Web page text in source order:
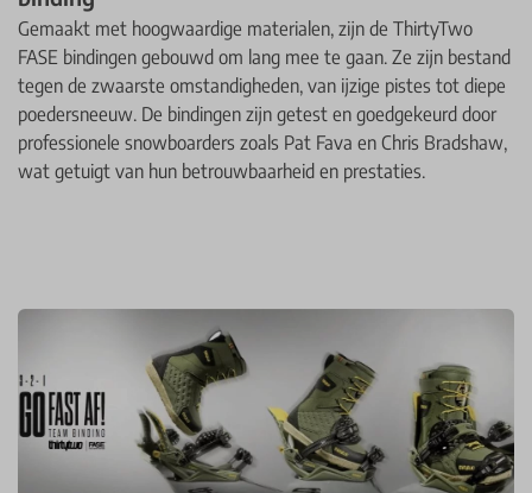
Gemaakt met hoogwaardige materialen, zijn de ThirtyTwo
FASE bindingen gebouwd om lang mee te gaan. Ze zijn bestand
tegen de zwaarste omstandigheden, van ijzige pistes tot diepe
poedersneeuw. De bindingen zijn getest en goedgekeurd door
professionele snowboarders zoals Pat Fava en Chris Bradshaw,
wat getuigt van hun betrouwbaarheid en prestaties.